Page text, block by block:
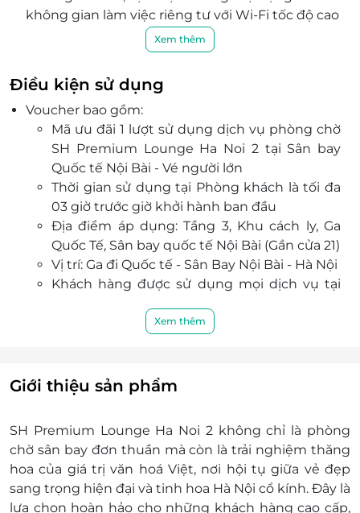
không gian làm việc riêng tư với Wi-Fi tốc độ cao
lý tưởng cho doanh nhân, du khách công tác.
Phục vụ ẩm thực buffet đa dạng, đặc sản Hà Nội
tinh tế như phở bò, bánh cuốn Thanh Trì, bún
thang cùng các món Âu và đồ uống cao cấp.
Phòng tắm riêng biệt đầy đủ tiện nghi, đảm bảo
sự riêng tư và thư giãn tối ưu trước giờ khởi
hành hoặc khi nối chuyến đường dài.
Phòng hút thuốc được thiết kế tinh tế, tách biệt
và riêng tư nhưng vẫn hài hoà với không gian
tổng thể sang trọng của phòng chờ.
Cảm hứng thiết kế từ các biểu tượng Hà Nội:
Cầu Long Biên, bãi giữa sông Hồng, làng lụa Vạn
Phúc, tạo nên bầu không khí cổ kính, nghệ
thuật.
Đặc quyền ưu đãi hấp dẫn khi đặt dịch vụ qua
Dealtoday, giúp hành khách tận hưởng trải
Xem thêm
Điều kiện sử dụng
Voucher bao gồm:
Mã ưu đãi 1 lượt sử dụng dịch vụ phòng chờ
SH Premium Lounge Ha Noi 2 tại Sân bay
Quốc tế Nội Bài - Vé người lớn
Thời gian sử dụng tại Phòng khách là tối đa
03 giờ trước giờ khởi hành ban đầu
Địa điểm áp dụng: Tầng 3, Khu cách ly, Ga
Quốc Tế, Sân bay quốc tế Nội Bài (Gần cửa 21)
Vị trí: Ga đi Quốc tế - Sân Bay Nội Bài - Hà Nội
Khách hàng được sử dụng mọi dịch vụ tại
Mã ưu đãi chỉ có giá trị sử dụng một lần.
Vui lòng xuất trình mã ưu đãi cho nhân viên
tại quầy để được áp dụng ưu đãi.
tiền nếu sử dụng quá giá trị của Mã ưu đãi.
Lưu ý:
Khách hàng sẽ thanh toán trực tiếp tại quầy
lễ tân theo bảng giá công bố cho khách lẻ
Xem thêm
Giới thiệu sản phẩm
SH Premium Lounge Ha Noi 2 không chỉ là phòng
chờ sân bay đơn thuần mà còn là trải nghiệm thăng
hoa của giá trị văn hoá Việt, nơi hội tụ giữa vẻ đẹp
sang trọng hiện đại và tinh hoa Hà Nội cổ kính. Đây là
lựa chọn hoàn hảo cho những khách hàng cao cấp,